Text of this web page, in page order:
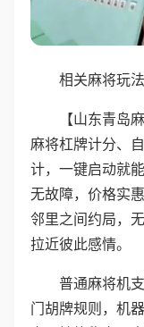
相关麻将玩
【山东青岛
麻将杠牌计分、
计，一键启动就
无故障，价格实
邻里之间约局，
拉近彼此感情。
普通麻将机
门胡牌规则，机